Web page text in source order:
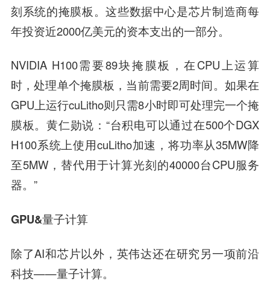
刻系统的掩膜板。这些数据中心是芯片制造商每
年投资近2000亿美元的资本支出的一部分。
NVIDIA H100需要89块掩膜板，在CPU上运算
时，处理单个掩膜板，当前需要2周时间。如果在
GPU上运行cuLitho则只需8小时即可处理完一个掩
膜板。黄仁勋说：“台积电可以通过在500个DGX
H100系统上使用cuLitho加速，将功率从35MW降
至5MW，替代用于计算光刻的40000台CPU服务
器。”
GPU&量子计算
除了AI和芯片以外，英伟达还在研究另一项前沿
科技——量子计算。